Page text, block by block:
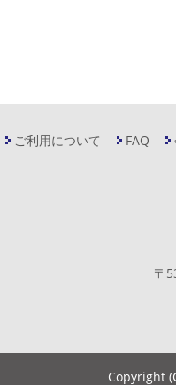
ご利用について FAQ
〒
Copyright